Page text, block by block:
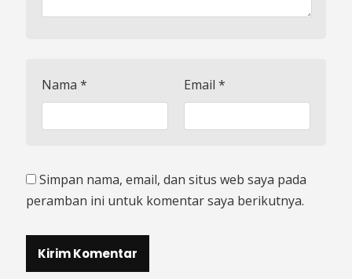
Nama * Email *
Simpan nama, email, dan situs web saya pada
peramban ini untuk komentar saya berikutnya.